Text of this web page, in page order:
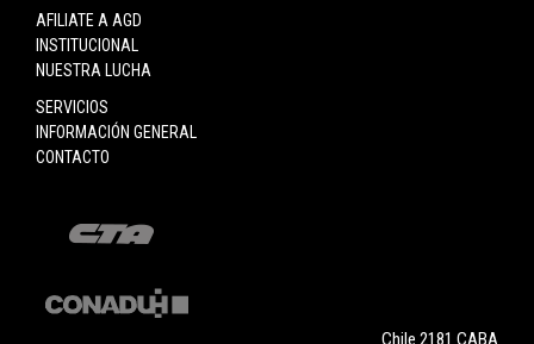
AFILIATE A AGD
INSTITUCIONAL
NUESTRA LUCHA
SERVICIOS
INFORMACIÓN GENERAL
CONTACTO
Chile 2181 CABA